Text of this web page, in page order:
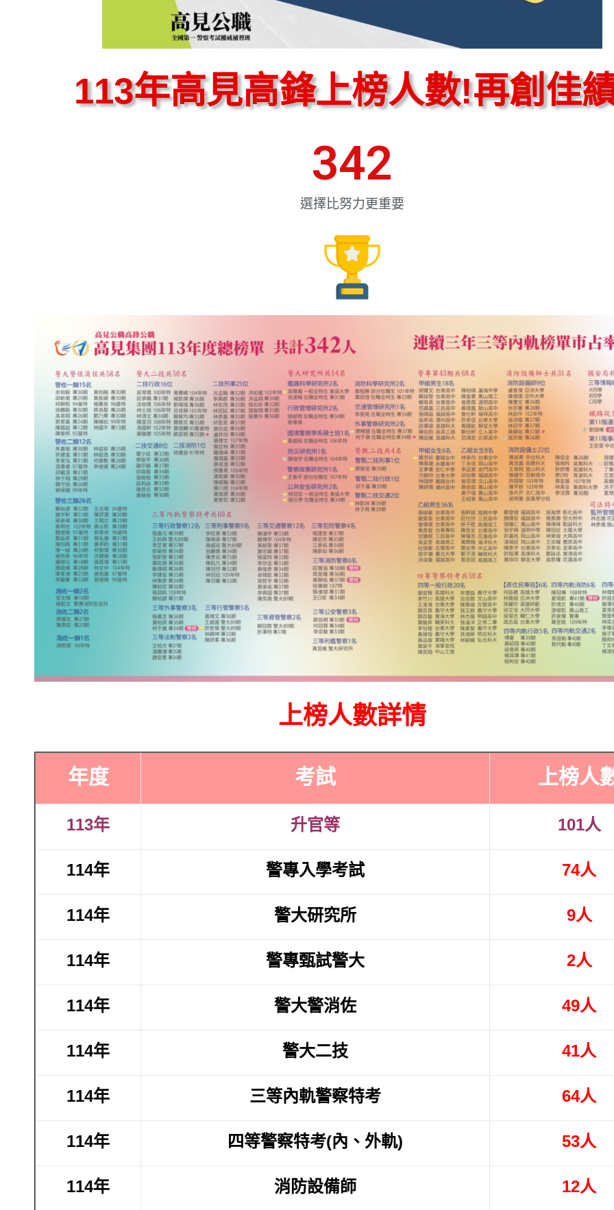
113年高見高鋒上榜人數!再創佳
選擇比努力更重要
342
上榜人數詳情
年度 考試 上榜人
113年 升官等 101人
114年 警專入學考試 74人
114年 警大研究所 9人
114年 警專甄試警大 2人
114年 警大警消佐 49人
114年 警大二技 41人
114年 三等內軌警察特考 64人
114年 四等警察特考(內、外軌) 53人
114年 消防設備師 12人